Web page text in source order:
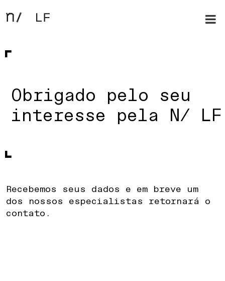
Obrigado pelo seu
interesse pela N/ LF
Recebemos seus dados e em breve um
dos nossos especialistas retornará o
contato.